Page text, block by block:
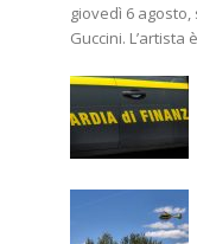
giovedì 6 agosto,
Guccini. L’artista